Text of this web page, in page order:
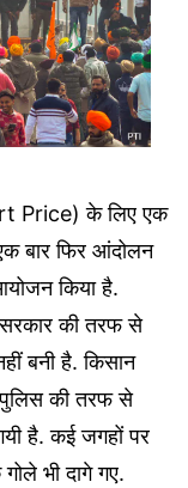
Price) के लिए एक
बार फिर आंदोलन
किया है.
सरकार की तरफ से
बनी है. किसान
की तरफ से
है. कई जगहों पर
भी दागे गए.